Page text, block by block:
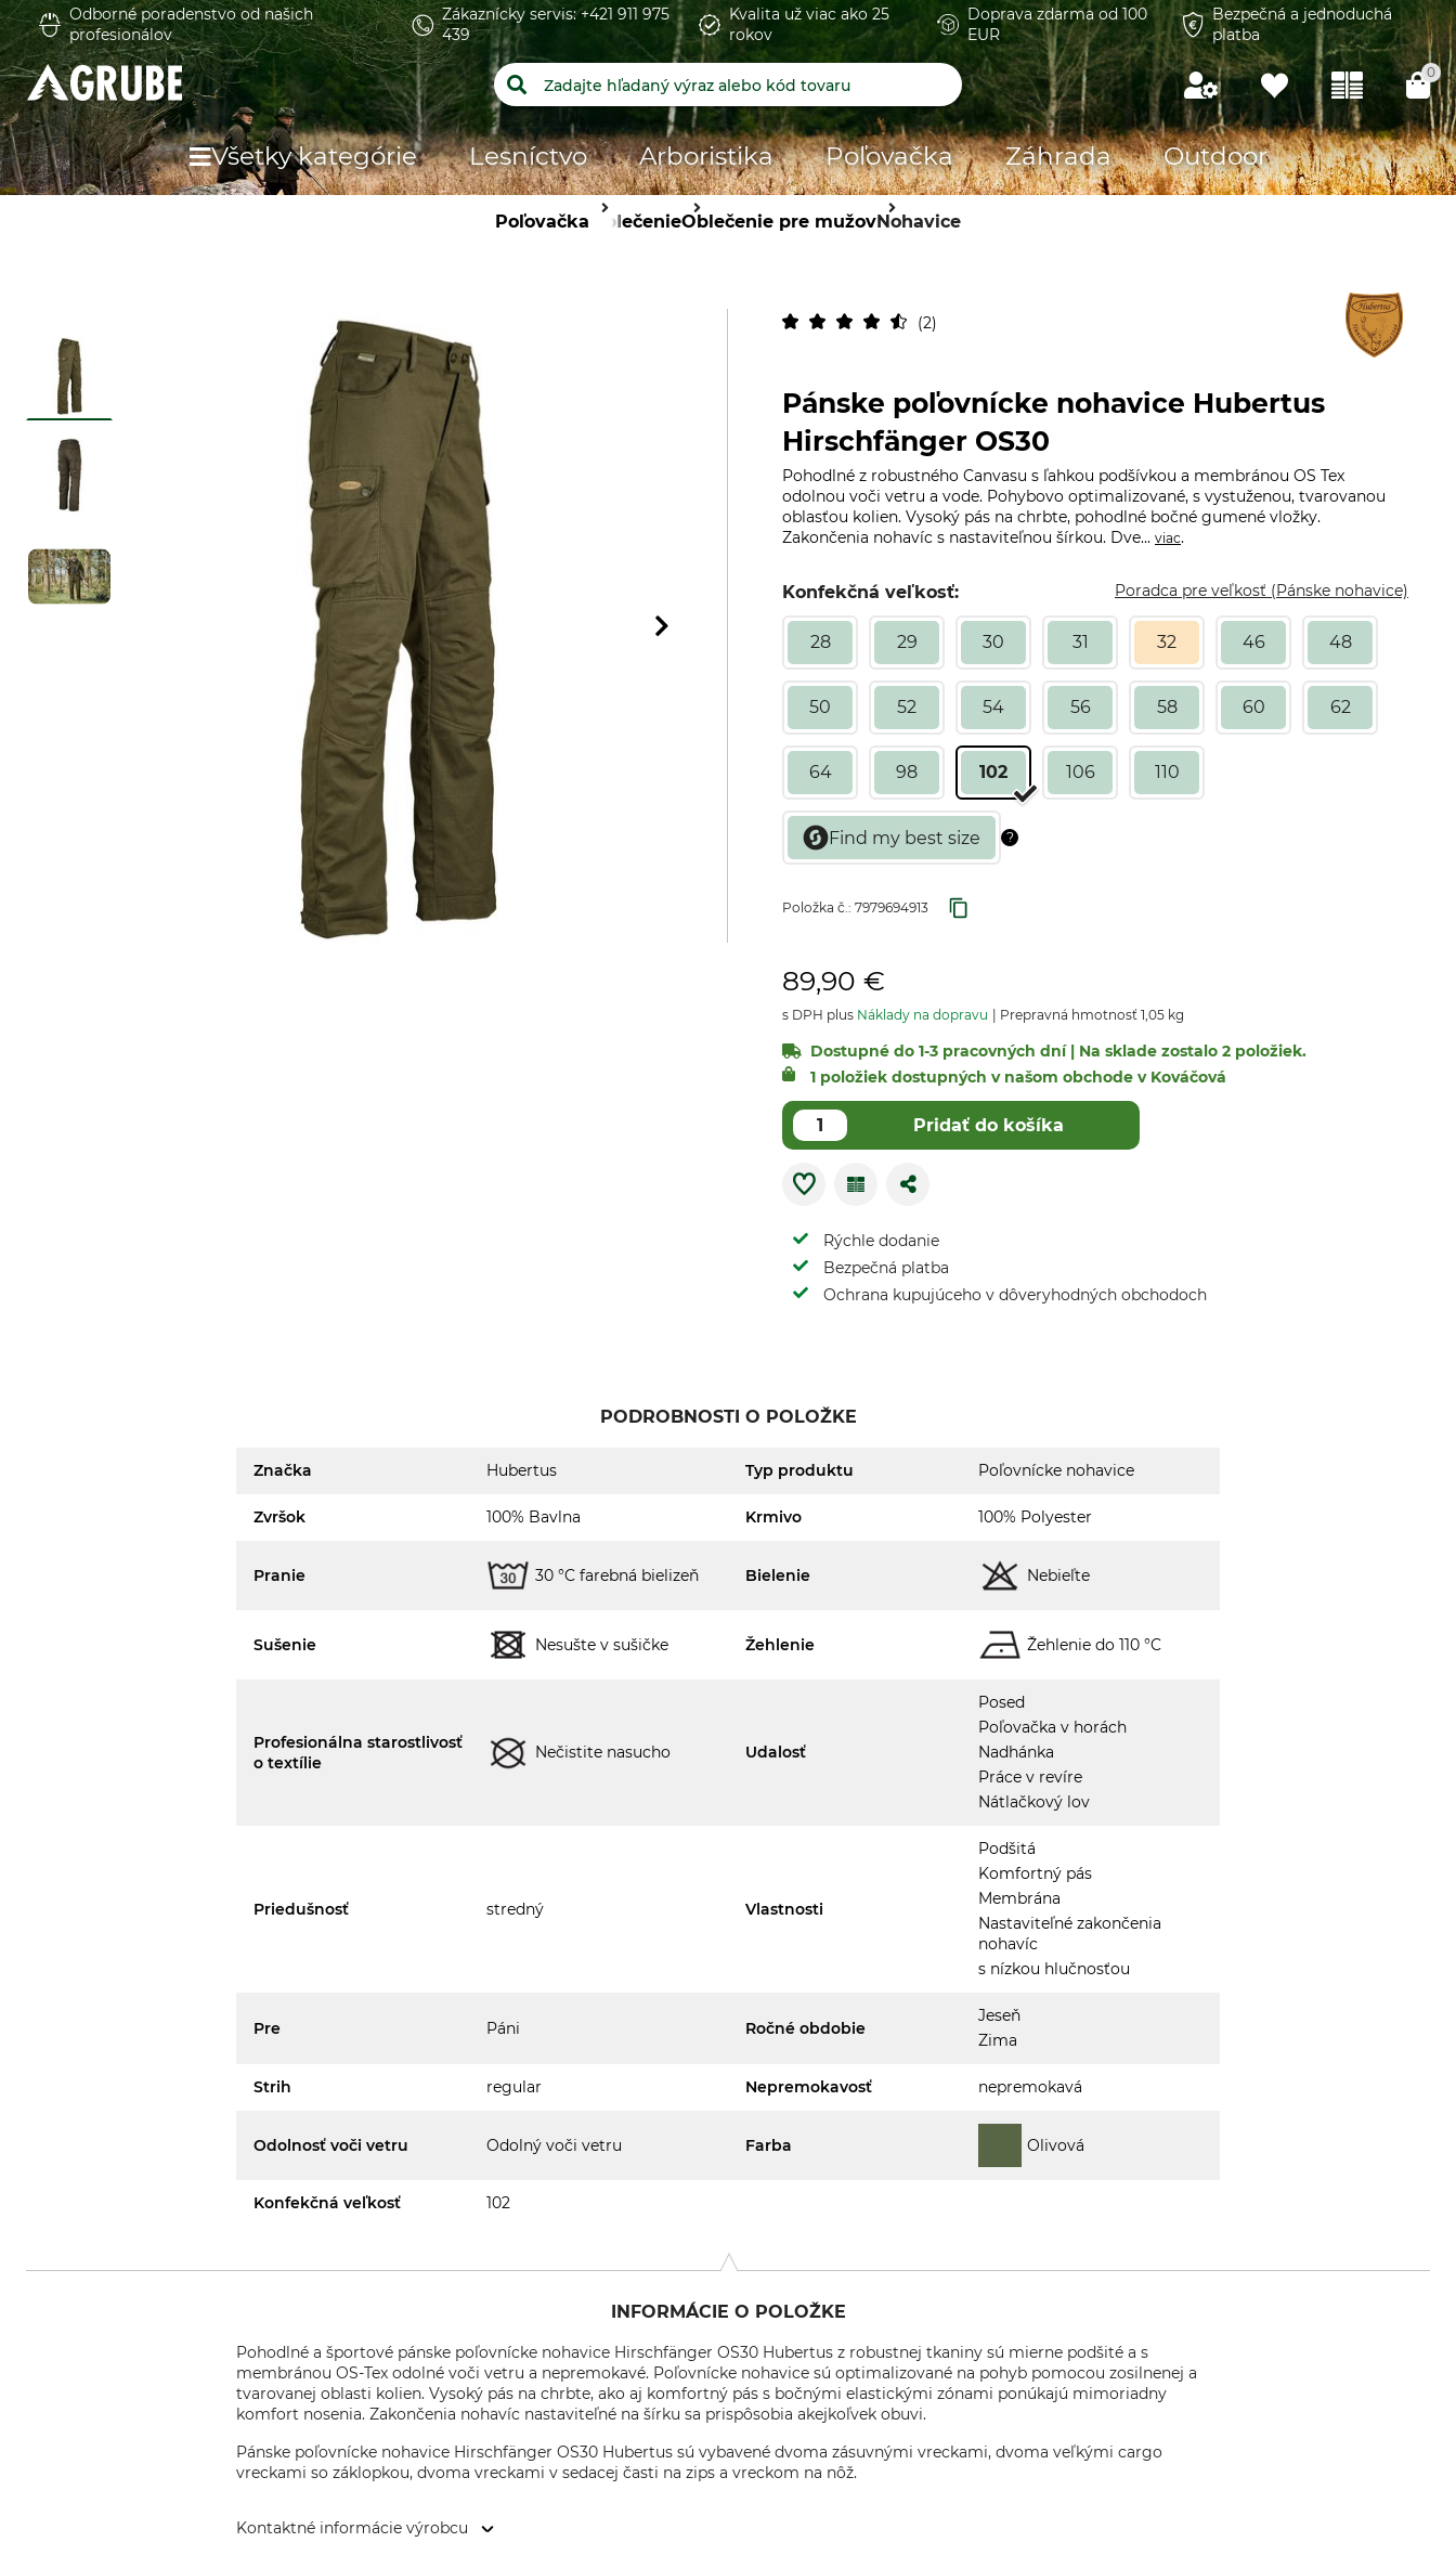
Odborné poradenstvo od našich
profesionálov
Zákaznícky servis: +421 911 975
439
Kvalita už viac ako 25
rokov
Doprava zdarma od 100
EUR
Bezpečná a jednoduchá
platba
0
Všetky kategórie Lesníctvo Arboristika Poľovačka Záhrada Outdoor
Poľovačka OblečenieOblečenie pre mužovNohavice
2
Pánske poľovnícke nohavice Hubertus
Hirschfänger OS30
Pohodlné z robustného Canvasu s ľahkou podšívkou a membránou OS Tex
odolnou voči vetru a vode. Pohybovo optimalizované, s vystuženou, tvarovanou
oblasťou kolien. Vysoký pás na chrbte, pohodlné bočné gumené vložky.
Zakončenia nohavíc s nastaviteľnou šírkou. Dve... viac.
Konfekčná veľkosť: Poradca pre veľkosť (Pánske nohavice)
28 29 30 31 32 46 48
50 52 54 56 58 60 62
64 98 102 106 110
Položka č.: 7979694913
89,90 €
s DPH plus Náklady na dopravu Prepravná hmotnosť 1,05 kg
Dostupné do 1-3 pracovných dní | Na sklade zostalo 2 položiek.
1 položiek dostupných v našom obchode v Kováčová
Pridať do košíka
Rýchle dodanie
Bezpečná platba
Ochrana kupujúceho v dôveryhodných obchodoch
PODROBNOSTI O POLOŽKE
Značka Hubertus Typ produktu Poľovnícke nohavice
Zvršok 100% Bavlna Krmivo 100% Polyester
Pranie 30 °C farebná bielizeň Bielenie Nebieľte
Sušenie Nesušte v sušičke Žehlenie Žehlenie do 110 °C
Profesionálna starostlivosť
o textílie
Nečistite nasucho Udalosť
Posed
Poľovačka v horách
Nadhánka
Práce v revíre
Nátlačkový lov
Priedušnosť stredný Vlastnosti
Podšitá
Komfortný pás
Membrána
Nastaviteľné zakončenia
nohavíc
s nízkou hlučnosťou
Pre Páni Ročné obdobie
Jeseň
Zima
Strih regular Nepremokavosť nepremokavá
Odolnosť voči vetru Odolný voči vetru Farba Olivová
Konfekčná veľkosť 102
INFORMÁCIE O POLOŽKE
Pohodlné a športové pánske poľovnícke nohavice Hirschfänger OS30 Hubertus z robustnej tkaniny sú mierne podšité a s
membránou OS-Tex odolné voči vetru a nepremokavé. Poľovnícke nohavice sú optimalizované na pohyb pomocou zosilnenej a
tvarovanej oblasti kolien. Vysoký pás na chrbte, ako aj komfortný pás s bočnými elastickými zónami ponúkajú mimoriadny
komfort nosenia. Zakončenia nohavíc nastaviteľné na šírku sa prispôsobia akejkoľvek obuvi.
Pánske poľovnícke nohavice Hirschfänger OS30 Hubertus sú vybavené dvoma zásuvnými vreckami, dvoma veľkými cargo
vreckami so záklopkou, dvoma vreckami v sedacej časti na zips a vreckom na nôž.
Kontaktné informácie výrobcu